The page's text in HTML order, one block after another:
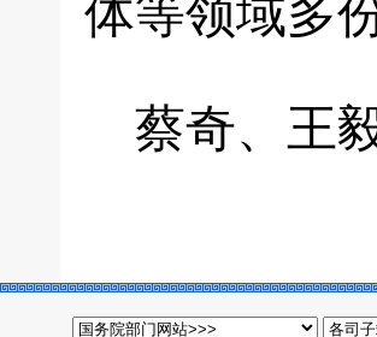
体等领域多
蔡奇、王